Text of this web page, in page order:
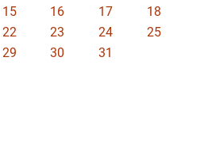
15 16 17
18
22 23 24
25
29 30
31